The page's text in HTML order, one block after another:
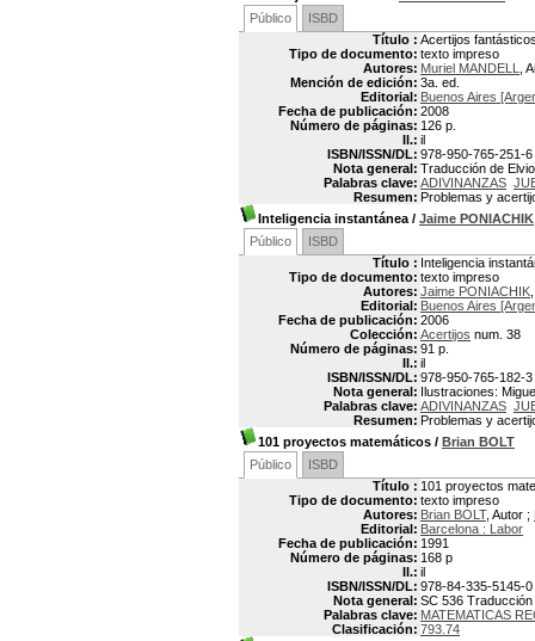
Público
ISBD
Título : Acertijos
Tipo de documento: texto impreso
Autores: Muriel MANDELL
,
Mención de edición: 3a. ed.
Editorial: Buenos Aires
Fecha de publicación: 2008
Número de páginas: 126 p.
Il.: il
ISBN/ISSN/DL: 978-950-765-251-6
Nota general: Traducción de
Palabras clave: ADIVINANZAS
Resumen: Problemas y
Inteligencia instantánea / Jaime PONIACHIK
Público
ISBD
Título : Inteligencia
Tipo de documento: texto impreso
Autores: Jaime PONIACHIK
Editorial: Buenos Aires
Fecha de publicación: 2006
Colección: Acertijos num. 38
Número de páginas: 91 p.
Il.: il
ISBN/ISSN/DL: 978-950-765-182-3
Nota general: Ilustraciones:
Palabras clave: ADIVINANZAS
Resumen: Problemas y
101 proyectos matemáticos / Brian BOLT
Público
ISBD
Título : 101 proyectos
Tipo de documento: texto impreso
Autores: Brian BOLT, Autor ;
Editorial: Barcelona : Labor
Fecha de publicación: 1991
Número de páginas: 168 p
Il.: il
ISBN/ISSN/DL: 978-84-335-5145-0
Nota general: SC 536
Palabras clave: MATEMATICAS
Clasificación: 793.74